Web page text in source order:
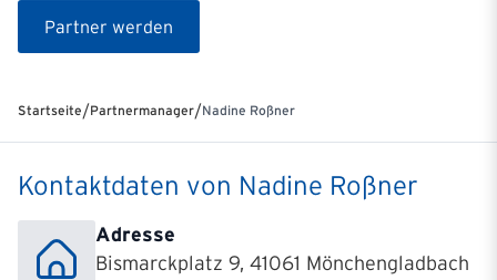
Partner werden
Startseite/Partnermanager/Nadine Roßner
Kontaktdaten von Nadine Roßner
Adresse
Bismarckplatz 9, 41061 Mönchengladbach